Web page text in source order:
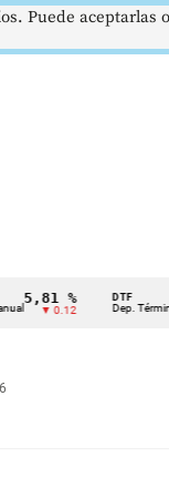
%
▼ 0.12
DTF
Dep. Término Fijo
Puede aceptarlas